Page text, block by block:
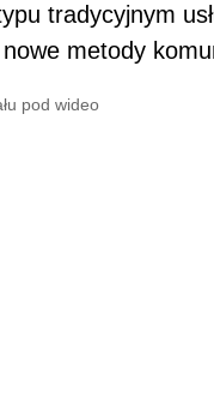
tradycyjnym
metody
pod wideo